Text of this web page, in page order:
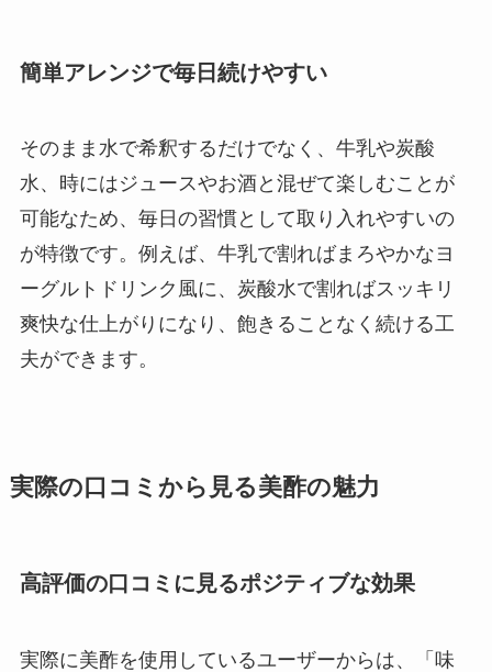
簡単アレンジで毎日続けやすい
そのまま水で希釈するだけでなく、牛乳や炭酸
水、時にはジュースやお酒と混ぜて楽しむことが
可能なため、毎日の習慣として取り入れやすいの
が特徴です。例えば、牛乳で割ればまろやかなヨ
ーグルトドリンク風に、炭酸水で割ればスッキリ
爽快な仕上がりになり、飽きることなく続ける工
夫ができます。
実際の口コミから見る美酢の魅力
高評価の口コミに見るポジティブな効果
実際に美酢を使用しているユーザーからは、「味